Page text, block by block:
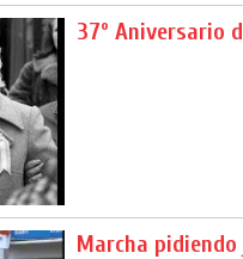
37º Aniversario
Marcha